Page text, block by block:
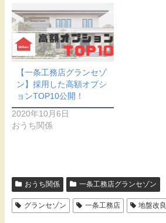
【一条工務店グランセゾ
ン】採用した高額オプシ
ョンTOP10公開！
2020年10月6日
おうち関係
おうち関係 一条工務店グランセゾン
グランセゾン 一条工務店 地盤改良